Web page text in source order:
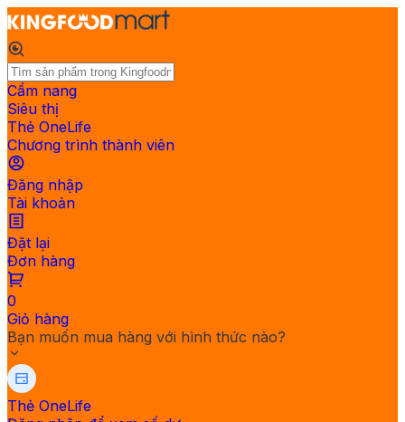
Cẩm nang
Siêu thị
Thẻ OneLife
Chương trình thành viên
Đăng nhập
Tài khoản
Đặt lại
Đơn hàng
0
Giỏ hàng
Bạn muốn mua hàng với hình thức nào?
Thẻ OneLife